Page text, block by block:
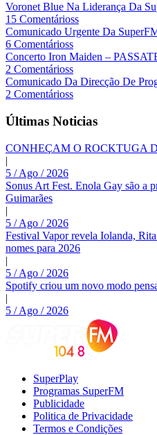
Voronet Blue Na Liderança Da
15 Comentárioss
Comunicado Urgente Da
6 Comentárioss
Concerto Iron Maiden –
2 Comentárioss
Comunicado Da Direcção De
2 Comentárioss
Últimas Noticias
CONHEÇAM O ROCKTUGA
|
5 / Ago / 2026
Sonus Art Fest. Enola Gay são a
Guimarães
|
5 / Ago / 2026
Festival Vapor revela Iolanda,
nomes para 2026
|
5 / Ago / 2026
Spotify criou um novo modo
|
5 / Ago / 2026
SuperPlay
Programas SuperFM
Publicidade
Politica de Privacidade
Termos e Condições